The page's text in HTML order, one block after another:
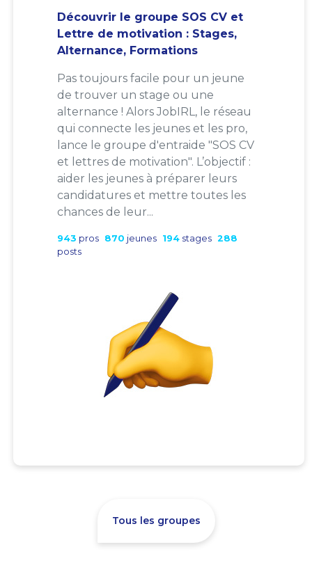
Découvrir le groupe SOS CV et
Lettre de motivation : Stages,
Alternance, Formations
Pas toujours facile pour un jeune
de trouver un stage ou une
alternance ! Alors JobIRL, le réseau
qui connecte les jeunes et les pro,
lance le groupe d'entraide "SOS CV
et lettres de motivation". L’objectif :
aider les jeunes à préparer leurs
candidatures et mettre toutes les
chances de leur...
943 pros 870 jeunes 194 stages 288
posts
Tous les groupes